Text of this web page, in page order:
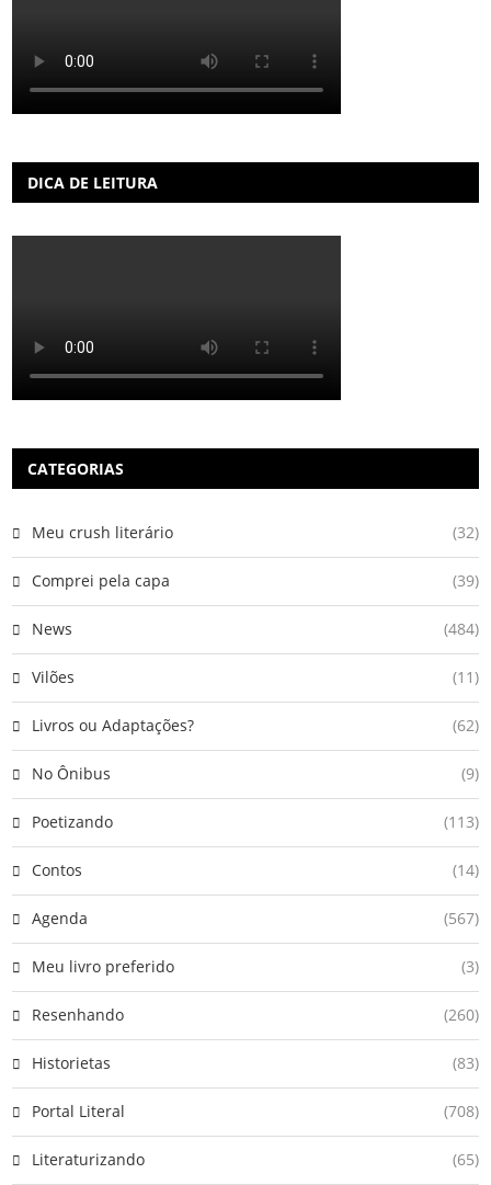
DICA DE LEITURA
CATEGORIAS
Meu crush literário (32)
Comprei pela capa (39)
News (484)
Vilões (11)
Livros ou Adaptações? (62)
No Ônibus (9)
Poetizando (113)
Contos (14)
Agenda (567)
Meu livro preferido (3)
Resenhando (260)
Historietas (83)
Portal Literal (708)
Literaturizando (65)